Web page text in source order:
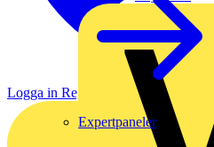
Expertpaneler
Logga in Registrera dig